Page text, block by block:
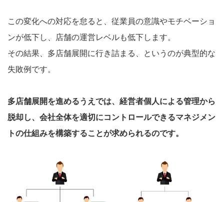
この変化への対応を怠ると、従業員の意識やモチベーショ
ンが低下し、店舗の運営レベルも低下します。
その結果、多店舗展開に行き詰まる、というのが典型的な
失敗例です。
多店舗展開を進めるうえでは、経営者個人による管理から
脱却し、会社全体を適切にコントロールできるマネジメン
トの仕組みを構築することが求められるのです。